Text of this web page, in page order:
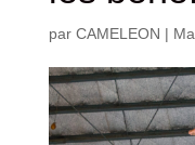
par CAMELEON |